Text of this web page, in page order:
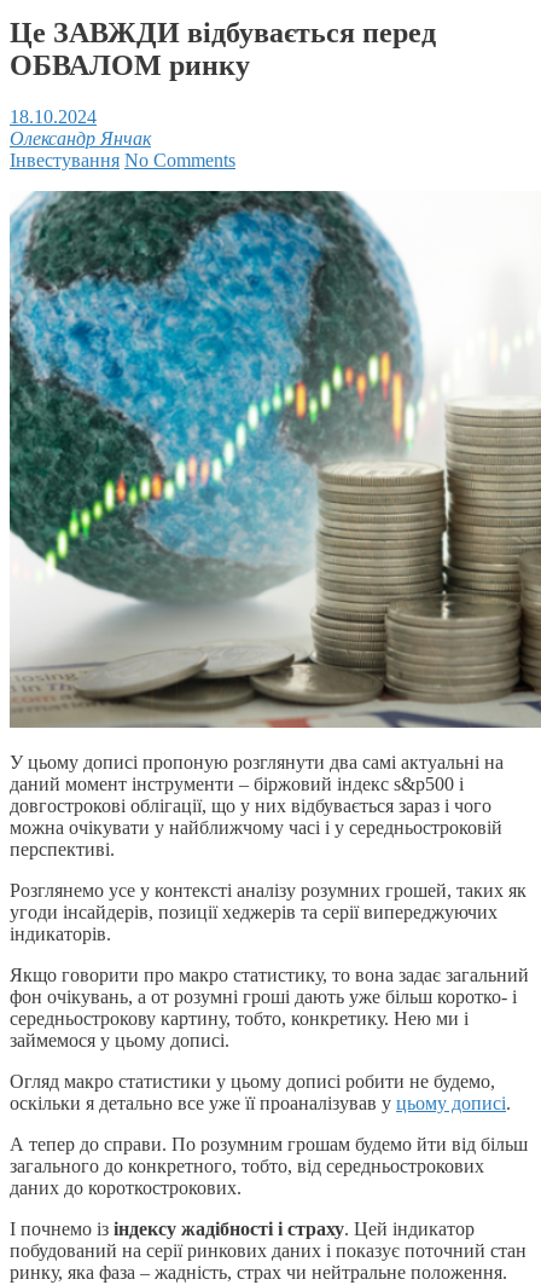
Це ЗАВЖДИ відбувається перед
ОБВАЛОМ ринку
18.10.2024
Олександр Янчак
Інвестування No Comments
У цьому дописі пропоную розглянути два самі актуальні на
даний момент інструменти – біржовий індекс s&p500 і
довгострокові облігації, що у них відбувається зараз і чого
можна очікувати у найближчому часі і у середньостроковій
перспективі.
Розглянемо усе у контексті аналізу розумних грошей, таких як
угоди інсайдерів, позиції хеджерів та серії випереджуючих
індикаторів.
Якщо говорити про макро статистику, то вона задає загальний
фон очікувань, а от розумні гроші дають уже більш коротко- і
середньострокову картину, тобто, конкретику. Нею ми і
займемося у цьому дописі.
Огляд макро статистики у цьому дописі робити не будемо,
оскільки я детально все уже її проаналізував у цьому дописі.
А тепер до справи. По розумним грошам будемо йти від більш
загального до конкретного, тобто, від середньострокових
даних до короткострокових.
І почнемо із індексу жадібності і страху. Цей індикатор
побудований на серії ринкових даних і показує поточний стан
ринку, яка фаза – жадність, страх чи нейтральне положення.